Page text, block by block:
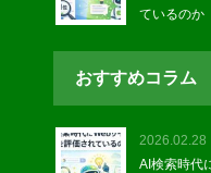
ているのか
おすすめコラム
2026.02.28
AI検索時代